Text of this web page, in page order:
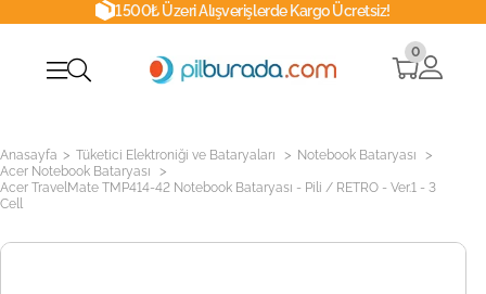
1500₺ Üzeri Alışverişlerde Kargo Ücretsiz!
0
Anasayfa > Tüketici Elektroniği ve Bataryaları > Notebook Bataryası >
Acer Notebook Bataryası >
Acer TravelMate TMP414-42 Notebook Bataryası - Pili / RETRO - Ver.1 - 3
Cell